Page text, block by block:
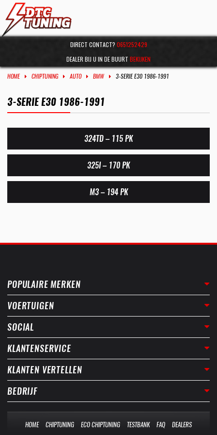
DIRECT CONTACT? 0651252429
DEALER BIJ U IN DE BUURT BEKIJKEN
HOME CHIPTUNING AUTO BMW 3-SERIE E30 1986-1991
3-SERIE E30 1986-1991
324TD – 115 PK
325I – 170 PK
M3 – 194 PK
POPULAIRE MERKEN
VOERTUIGEN
SOCIAL
KLANTENSERVICE
KLANTEN VERTELLEN
BEDRIJF
HOME CHIPTUNING ECO CHIPTUNING TESTBANK FAQ DEALERS